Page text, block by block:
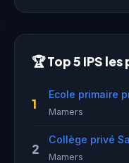
🏆 Top 5 IPS
1
Mamers
2
Collège privé
Mamers